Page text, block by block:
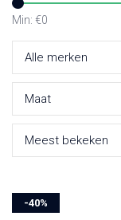
Min: €0
Alle merken
Maat
Meest bekeken
-40%